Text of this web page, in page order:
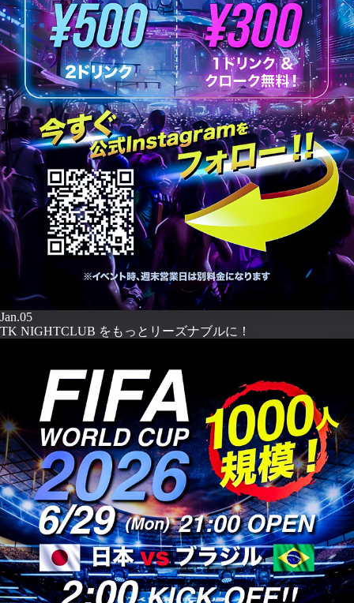
Jan.05
TK NIGHTCLUB をもっとリーズナブルに！